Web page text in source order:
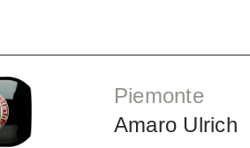
Piemonte
Amaro Ulrich